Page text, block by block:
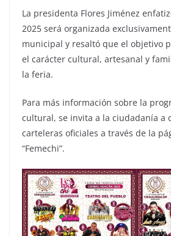
La presidenta Flores Jiménez
2025 será organizada
municipal y resaltó que el objetivo
el carácter cultural, artesanal y
la feria.
Para más información sobre la
cultural, se invita a la ciudadanía a
carteleras oficiales a través de la
“Femechi”.